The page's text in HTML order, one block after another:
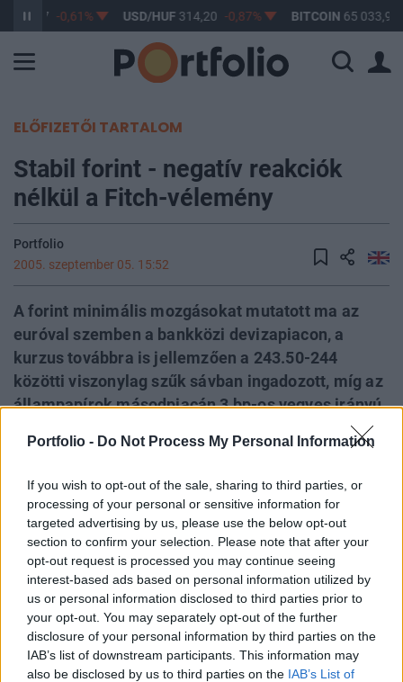
Portfolio - Do Not Process My Personal Information
If you wish to opt-out of the sale, sharing to third parties, or
processing of your personal or sensitive information for
targeted advertising by us, please use the below opt-out
section to confirm your selection. Please note that after your
opt-out request is processed you may continue seeing
interest-based ads based on personal information utilized by
us or personal information disclosed to third parties prior to
your opt-out. You may separately opt-out of the further
disclosure of your personal information by third parties on the
IAB’s list of downstream participants. This information may
also be disclosed by us to third parties on the IAB’s List of
363,17 -0,61% USD/HUF 314,20 -0,87% BITCOIN 65 033,98
ELŐFIZETŐI TARTALOM
Stabil forint - negatív reakciók
nélkül a Fitch-vélemény
Portfolio
2005. szeptember 05. 15:52
A forint minimális mozgásokat mutatott ma az
euróval szemben a bankközi devizapiacon, a
kurzus továbbra is jellemzően a 243.50-244
közötti viszonylag szűk sávban ingadozott, míg az
állampapírok másodpiacán 3 bp-os vegyes irányú
hozamelmozdulások következtek be a referencia-
lejáratoknál a múlt pénteki benchmark-
eurhufcomp A régió többi devizája ma inkább további
erősödést mutatott a közös európai fizetőeszközzel
szemben. A zloty 6, a cseh korona 3, míg a szlovák korona
továbbra is 2 hónapos csúcsa közelében ingadozik az
euróval szemben, míg a forintnál a 243.60-243.80 körüli
üzletek azt jelzik, hogy a forint alig több mint 1%-ra
ingadozik az intervenciós sáv erősebb
szélétől.Kapcsolódó...